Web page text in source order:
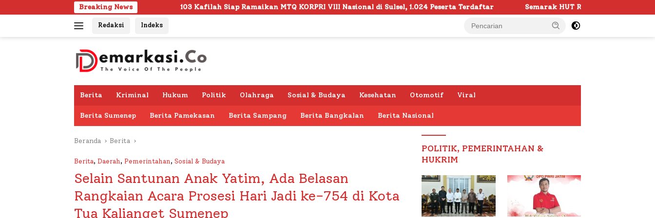
ke
Breaking News
103 Kafilah Siap Ramaikan MTQ KORPRI VIII Nasional di Sulsel, 1.024 Peserta Terdaftar Semarak HUT RI ke -81 di Sumenep Dimulai, Bupati Fauzi
Redaksi Indeks
Berita Kriminal Hukum Politik Olahraga Sosial & Budaya Kesehatan Otomotif Viral
Berita Sumenep Berita Pamekasan Berita Sampang Berita Bangkalan Berita Nasional
Beranda Berita
Berita, Daerah, Pemerintahan, Sosial & Budaya
Selain Santunan Anak Yatim, Ada Belasan
Rangkaian Acara Prosesi Hari Jadi ke-754 di Kota
Tua Kalianget Sumenep
POLITIK, PEMERINTAHAN &
HUKRIM